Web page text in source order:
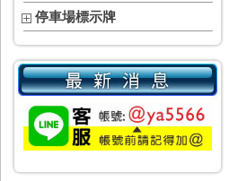
停車場標示牌